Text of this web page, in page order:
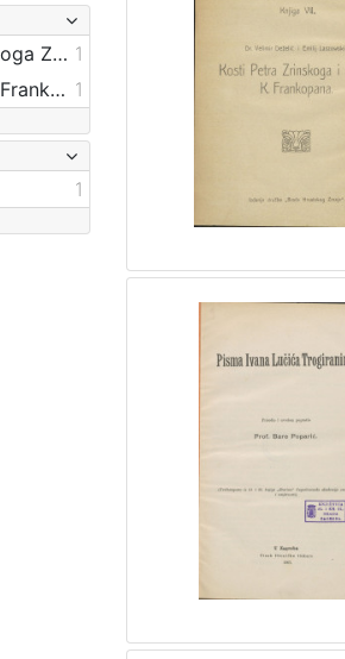
Družba "Braća Hrvatskoga Zmaja" 1
Obitelji Šubić, Zrinski i Frankopan 1
1